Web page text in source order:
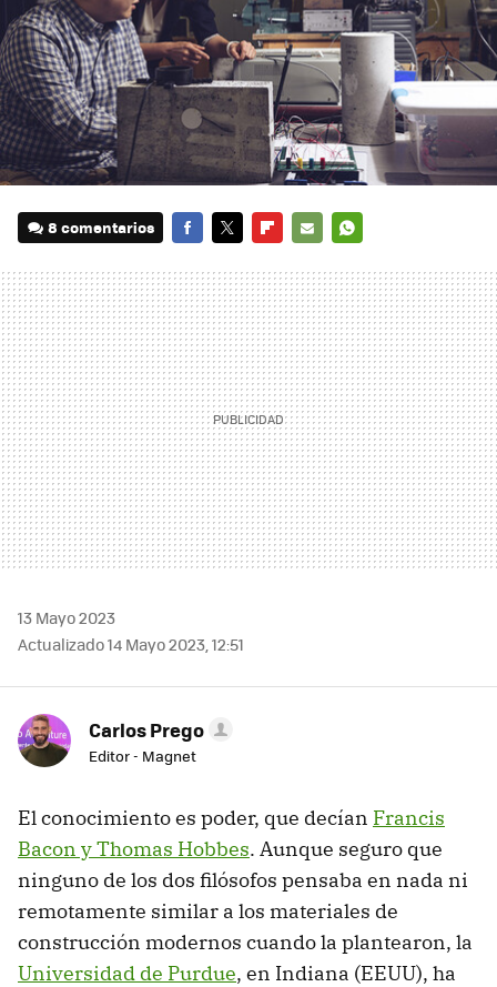
8 comentarios
MAIL
13 Mayo 2023
Actualizado 14 Mayo 2023, 12:51
Carlos Prego
Editor - Magnet
El conocimiento es poder, que decían Francis
Bacon y Thomas Hobbes. Aunque seguro que
ninguno de los dos filósofos pensaba en nada ni
remotamente similar a los materiales de
construcción modernos cuando la plantearon, la
Universidad de Purdue, en Indiana (EEUU), ha